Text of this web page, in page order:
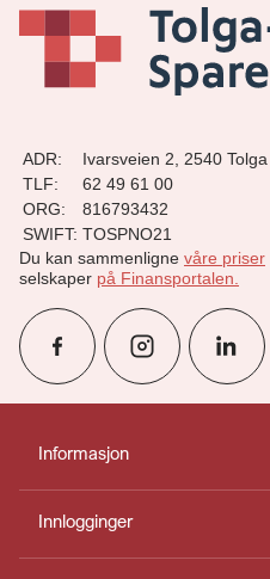
Informasjon
Innlogginger
ADR:
Ivarsveien 2, 2540 Tolga
TLF:
62 49 61 00
ORG:
816793432
SWIFT: TOSPNO21
Du kan sammenligne våre priser
selskaper på Finansportalen